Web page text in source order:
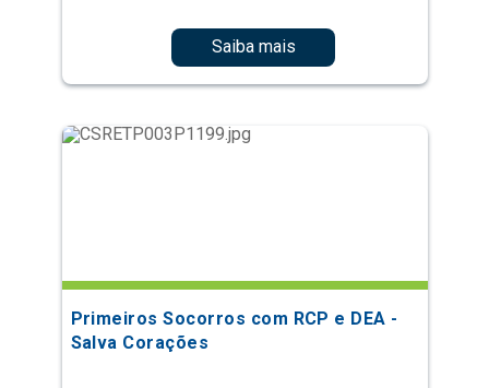
Saiba mais
Primeiros Socorros com RCP e DEA -
Salva Corações